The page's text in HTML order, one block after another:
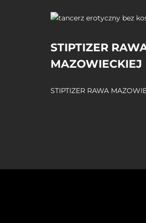
STIPTIZER
MAZOWIECKIEJ
STIPTIZER RAWA